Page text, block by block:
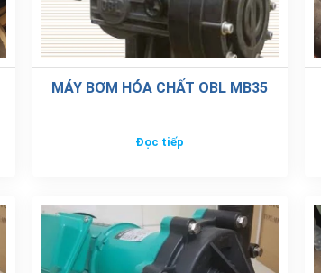
MÁY BƠM HÓA CHẤT OBL MB35
Đọc tiếp